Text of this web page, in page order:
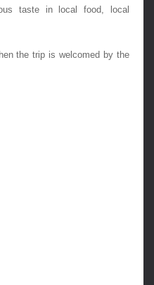
taste in local food, local
the trip is welcomed by the